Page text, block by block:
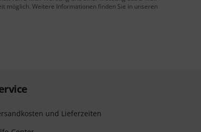
möglich. Weitere Informationen finden Sie in unseren
und Lieferzeiten